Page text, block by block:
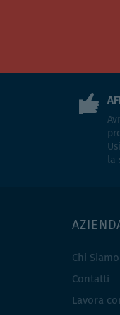
la
Chi Siamo
Contatti
Lavora